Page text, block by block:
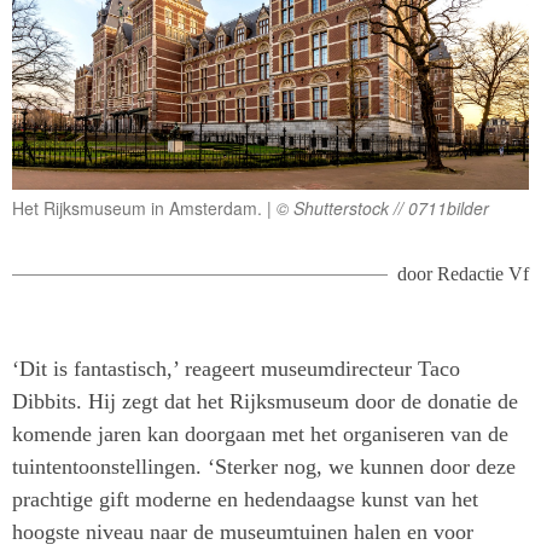
Het Rijksmuseum in Amsterdam. © Shutterstock // 0711bilder
doorRedactie Vf
‘Dit is fantastisch,’ reageert museumdirecteur Taco
Dibbits. Hij zegt dat het Rijksmuseum door de donatie de
komende jaren kan doorgaan met het organiseren van de
tuintentoonstellingen. ‘Sterker nog, we kunnen door deze
prachtige gift moderne en hedendaagse kunst van het
hoogste niveau naar de museumtuinen halen en voor